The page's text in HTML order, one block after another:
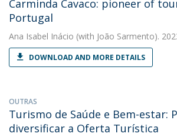
Carminda Cavaco: pioneer of
Portugal
Ana Isabel Inácio (with João Sarmento).
DOWNLOAD AND MORE DETAILS
OUTRAS
Turismo de Saúde e Bem-estar:
diversificar a Oferta Turística